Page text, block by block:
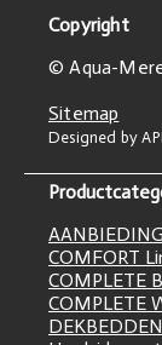
Copyright
© Aqua-
Sitemap
Designed by
COMFORT
COMPLETE
COMPLETE
DEKBEDDEN